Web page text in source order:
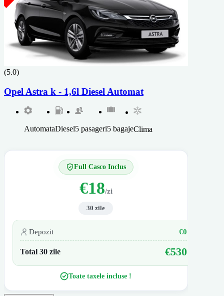
(5.0)
Opel Astra k - 1,6l Diesel Automat
AutomataDiesel5 pasageri5 bagajeClima
Full Casco Inclus
€18/zi
30 zile
Depozit €0
Total 30 zile €530
Toate taxele incluse !